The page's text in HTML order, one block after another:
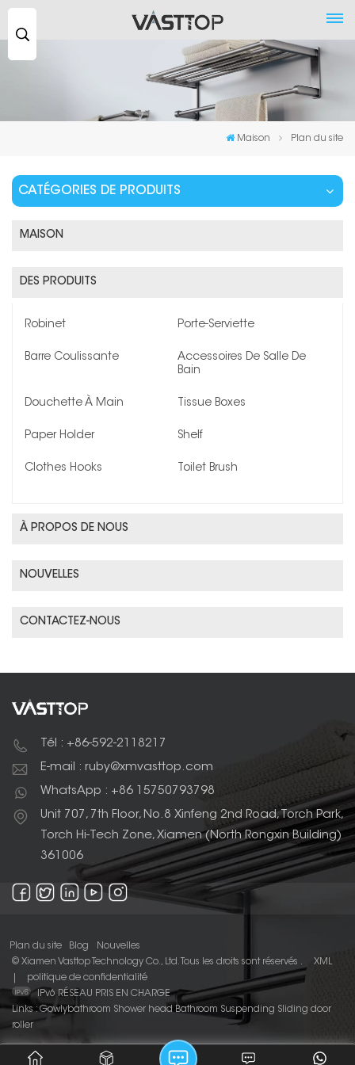
Maison Plan du site
CATÉGORIES DE PRODUITS
MAISON
DES PRODUITS
Robinet Porte-Serviette
Barre Coulissante
Accessoires De Salle De
Bain
Douchette À Main Tissue Boxes
Paper Holder Shelf
Clothes Hooks Toilet Brush
À PROPOS DE NOUS
NOUVELLES
CONTACTEZ-NOUS
Tél : +86-592-2118217
E-mail : ruby@xmvasttop.com
WhatsApp : +86 15750793798
Unit 707, 7th Floor, No.8 Xinfeng 2nd Road, Torch Park,
Torch Hi-Tech Zone, Xiamen (North Rongxin Building)
361006
Plan du site Blog
Nouvelles
© Xiamen Vasttop Technology Co., Ltd. Tous les droits sont réservés .
XML
politique de confidentialité
IPv6 RÉSEAU PRIS EN CHARGE
Links :Gowlybathroom Shower head Bathroom Suspending Sliding door
roller